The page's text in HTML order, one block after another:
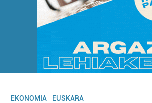
EKONOMIA EUSKARA